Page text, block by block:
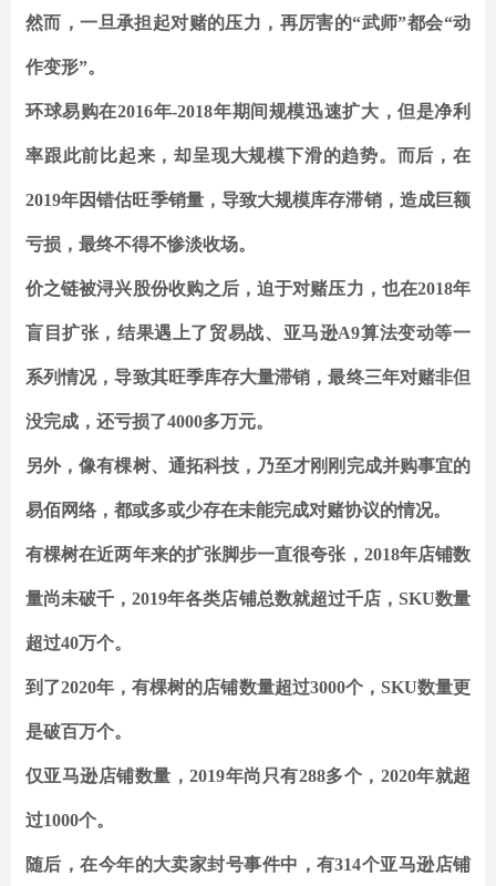
然而，一旦承担起对赌的压力，再厉害的“武师”都会“动
作变形”。
环球易购在2016年-2018年期间规模迅速扩大，但是净利
率跟此前比起来，却呈现大规模下滑的趋势。而后，在
2019年因错估旺季销量，导致大规模库存滞销，造成巨额
亏损，最终不得不惨淡收场。
价之链被浔兴股份收购之后，迫于对赌压力，也在2018年
盲目扩张，结果遇上了贸易战、亚马逊A9算法变动等一
系列情况，导致其旺季库存大量滞销，最终三年对赌非但
没完成，还亏损了4000多万元。
另外，像有棵树、通拓科技，乃至才刚刚完成并购事宜的
易佰网络，都或多或少存在未能完成对赌协议的情况。
有棵树在近两年来的扩张脚步一直很夸张，2018年店铺数
量尚未破千，2019年各类店铺总数就超过千店，SKU数量
超过40万个。
到了2020年，有棵树的店铺数量超过3000个，SKU数量更
是破百万个。
仅亚马逊店铺数量，2019年尚只有288多个，2020年就超
过1000个。
随后，在今年的大卖家封号事件中，有314个亚马逊店铺